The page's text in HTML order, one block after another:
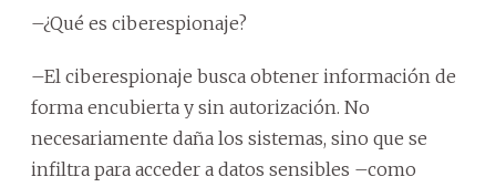
–¿Qué es ciberespionaje?
–El ciberespionaje busca obtener información de
forma encubierta y sin autorización. No
necesariamente daña los sistemas, sino que se
infiltra para acceder a datos sensibles –como